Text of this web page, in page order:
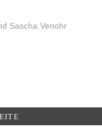
Sascha Venohr